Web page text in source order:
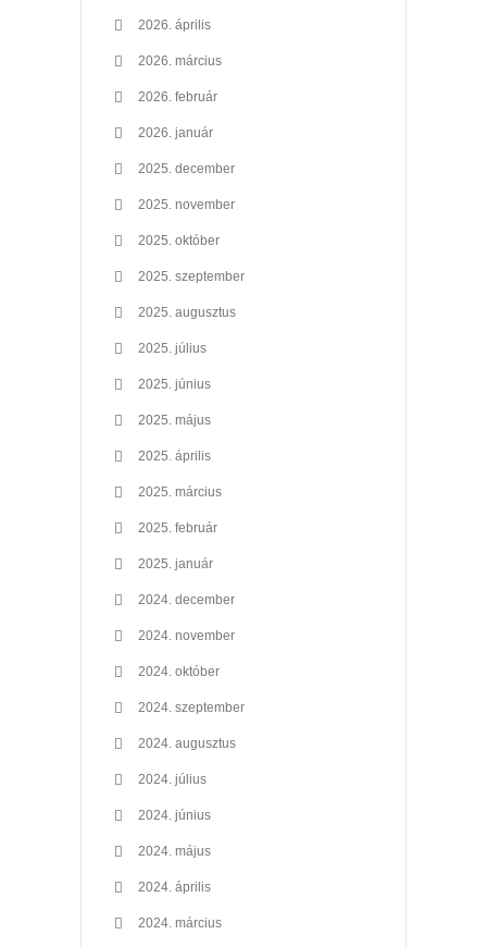
2026. április
2026. március
2026. február
2026. január
2025. december
2025. november
2025. október
2025. szeptember
2025. augusztus
2025. július
2025. június
2025. május
2025. április
2025. március
2025. február
2025. január
2024. december
2024. november
2024. október
2024. szeptember
2024. augusztus
2024. július
2024. június
2024. május
2024. április
2024. március